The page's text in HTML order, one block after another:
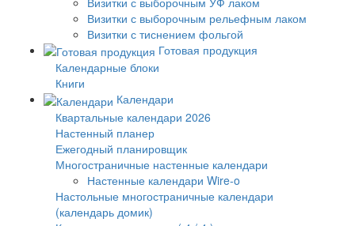
Визитки с выборочным рельефным лаком
Визитки с тиснением фольгой
Готовая продукция
Календарные блоки
Книги
Календари
Квартальные календари 2026
Настенный планер
Ежегодный планировщик
Многостраничные настенные календари
Настенные календари Wire-o
Настольные многостраничные календари
(календарь домик)